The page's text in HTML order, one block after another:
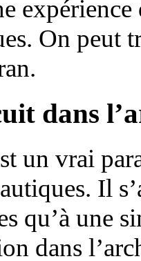
On peut
dans
un vrai
Il
qu’à une
dans